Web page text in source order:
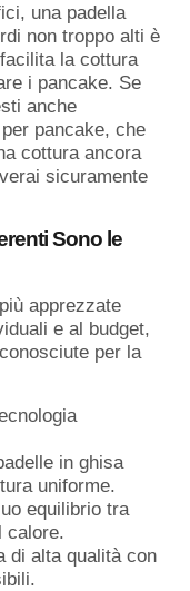
una padella
non troppo alti è
la cottura
i pancake. Se
anche
pancake, che
cottura ancora
sicuramente
Sono le
apprezzate
e al budget,
per la
in ghisa
uniforme.
equilibrio tra
calore.
di alta qualità con